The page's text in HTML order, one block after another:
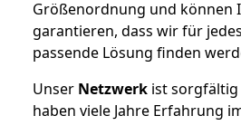
Größenordnung und können
garantieren, dass wir für
passende Lösung finden
Unser Netzwerk ist
haben viele Jahre Erfahrung